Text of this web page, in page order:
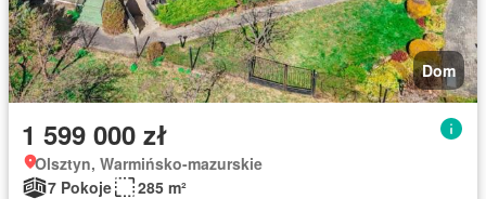
Dom
1 599 000 zł
Olsztyn, Warmińsko-mazurskie
7 Pokoje
285 m²